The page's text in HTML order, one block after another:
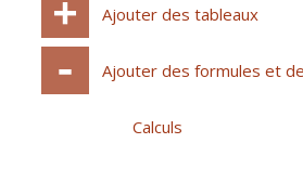
Ajouter des tableaux
Ajouter des formules et
Calculs